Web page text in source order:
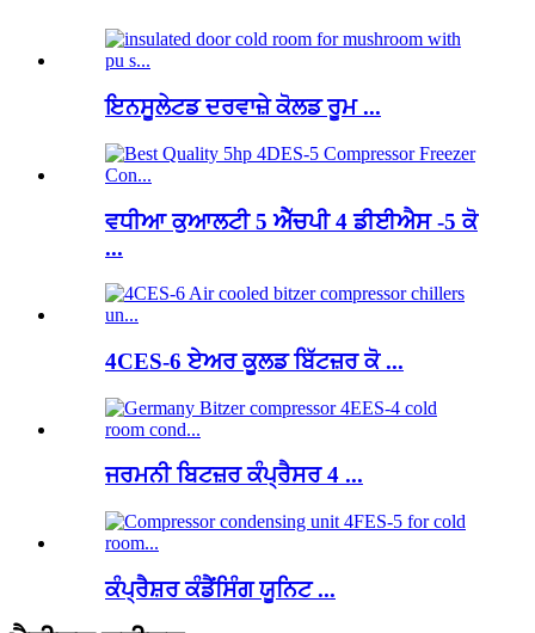
ਇਨਸੂਲੇਟਡ ਦਰਵਾਜ਼ੇ ਕੋਲਡ ਰੂਮ ...
ਵਧੀਆ ਕੁਆਲਟੀ 5 ਐੱਚਪੀ 4 ਡੀਈਐਸ -5 ਕੋ
...
4CES-6 ਏਅਰ ਕੂਲਡ ਬਿੱਟਜ਼ਰ ਕੋ ...
ਜਰਮਨੀ ਬਿਟਜ਼ਰ ਕੰਪ੍ਰੈਸਰ 4 ...
ਕੰਪ੍ਰੈਸ਼ਰ ਕੰਡੈਂਸਿੰਗ ਯੂਨਿਟ ...